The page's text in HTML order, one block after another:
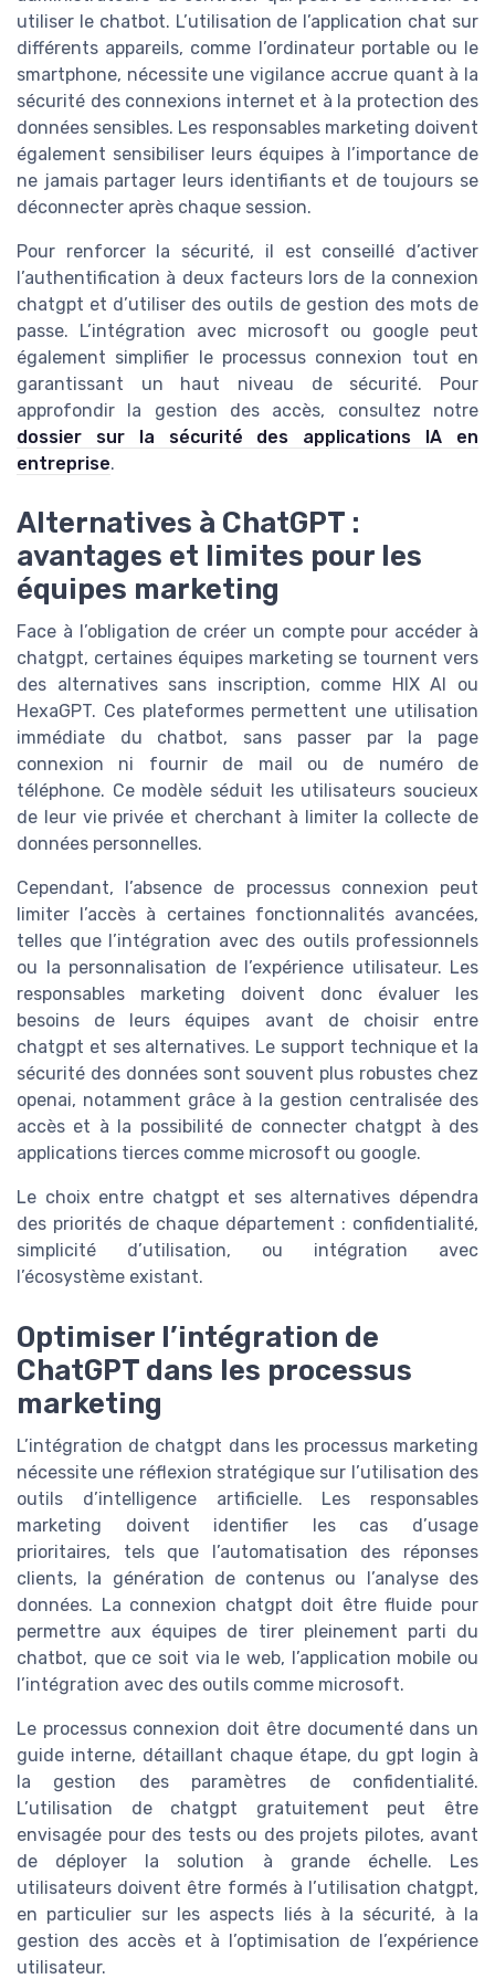
utiliser le chatbot. L’utilisation de l’application chat sur
différents appareils, comme l’ordinateur portable ou le
smartphone, nécessite une vigilance accrue quant à la
sécurité des connexions internet et à la protection des
données sensibles. Les responsables marketing doivent
également sensibiliser leurs équipes à l’importance de
ne jamais partager leurs identifiants et de toujours se
déconnecter après chaque session.
Pour renforcer la sécurité, il est conseillé d’activer
l’authentification à deux facteurs lors de la connexion
chatgpt et d’utiliser des outils de gestion des mots de
passe. L’intégration avec microsoft ou google peut
également simplifier le processus connexion tout en
garantissant un haut niveau de sécurité. Pour
approfondir la gestion des accès, consultez notre
dossier sur la sécurité des applications IA en
entreprise.
Alternatives à ChatGPT :
avantages et limites pour les
équipes marketing
Face à l’obligation de créer un compte pour accéder à
chatgpt, certaines équipes marketing se tournent vers
des alternatives sans inscription, comme HIX AI ou
HexaGPT. Ces plateformes permettent une utilisation
immédiate du chatbot, sans passer par la page
connexion ni fournir de mail ou de numéro de
téléphone. Ce modèle séduit les utilisateurs soucieux
de leur vie privée et cherchant à limiter la collecte de
données personnelles.
Cependant, l’absence de processus connexion peut
limiter l’accès à certaines fonctionnalités avancées,
telles que l’intégration avec des outils professionnels
ou la personnalisation de l’expérience utilisateur. Les
responsables marketing doivent donc évaluer les
besoins de leurs équipes avant de choisir entre
chatgpt et ses alternatives. Le support technique et la
sécurité des données sont souvent plus robustes chez
openai, notamment grâce à la gestion centralisée des
accès et à la possibilité de connecter chatgpt à des
applications tierces comme microsoft ou google.
Le choix entre chatgpt et ses alternatives dépendra
des priorités de chaque département : confidentialité,
simplicité d’utilisation, ou intégration avec
l’écosystème existant.
Optimiser l’intégration de
ChatGPT dans les processus
marketing
L’intégration de chatgpt dans les processus marketing
nécessite une réflexion stratégique sur l’utilisation des
outils d’intelligence artificielle. Les responsables
marketing doivent identifier les cas d’usage
prioritaires, tels que l’automatisation des réponses
clients, la génération de contenus ou l’analyse des
données. La connexion chatgpt doit être fluide pour
permettre aux équipes de tirer pleinement parti du
chatbot, que ce soit via le web, l’application mobile ou
l’intégration avec des outils comme microsoft.
Le processus connexion doit être documenté dans un
guide interne, détaillant chaque étape, du gpt login à
la gestion des paramètres de confidentialité.
L’utilisation de chatgpt gratuitement peut être
envisagée pour des tests ou des projets pilotes, avant
de déployer la solution à grande échelle. Les
utilisateurs doivent être formés à l’utilisation chatgpt,
en particulier sur les aspects liés à la sécurité, à la
gestion des accès et à l’optimisation de l’expérience
utilisateur.